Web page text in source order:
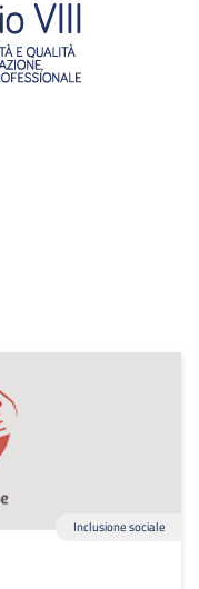
Inclusione sociale